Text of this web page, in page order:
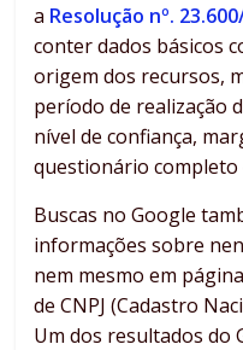
a Resolução nº.
conter dados básicos
origem dos recursos,
período de realização
nível de confiança,
questionário completo
Buscas no Google
informações sobre
nem mesmo em
de CNPJ (Cadastro
Um dos resultados do